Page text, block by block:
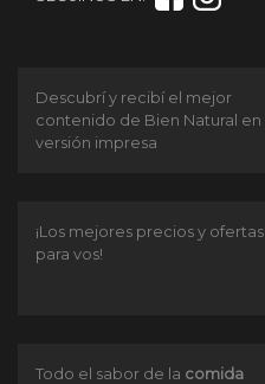
Descubrí y recibí el mejor
contenido de Bien Natural en
versión impresa
¡Los mejores precios y ofertas
para vos!
Todo el sabor de la comida